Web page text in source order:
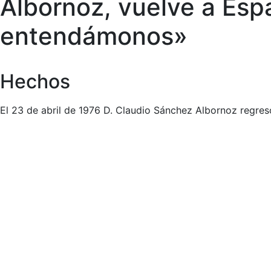
Albornoz, vuelve a
entendámonos»
Hechos
El 23 de abril de 1976 D. Claudio Sánchez Albornoz